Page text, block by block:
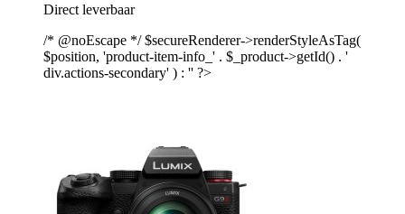
Direct leverbaar
/* @noEscape */ $secureRenderer->renderStyleAsTag(
$position, 'product-item-info_' . $_product->getId() . '
div.actions-secondary' ) : '' ?>